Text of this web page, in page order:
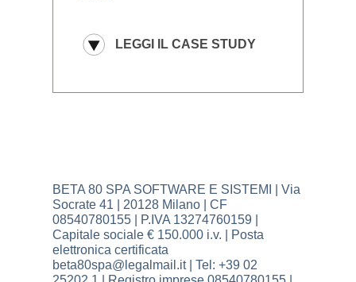
BETA 80 SPA SOFTWARE E SISTEMI | Via
Socrate 41 | 20128 Milano | CF
08540780155 | P.IVA 13274760159 |
Capitale sociale € 150.000 i.v. | Posta
elettronica certificata
beta80spa@legalmail.it | Tel: +39 02